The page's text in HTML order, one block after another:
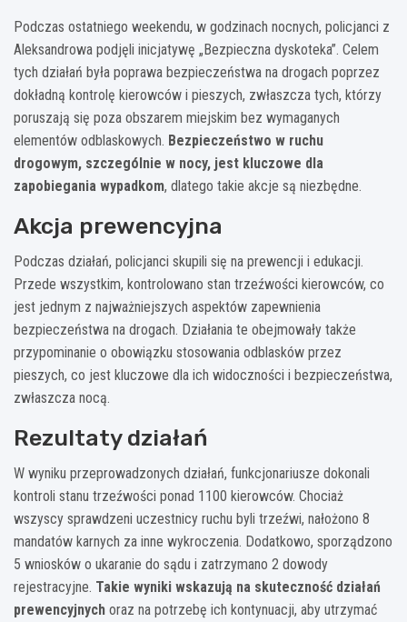
Podczas ostatniego weekendu, w godzinach nocnych, policjanci z
Aleksandrowa podjęli inicjatywę „Bezpieczna dyskoteka”. Celem
tych działań była poprawa bezpieczeństwa na drogach poprzez
dokładną kontrolę kierowców i pieszych, zwłaszcza tych, którzy
poruszają się poza obszarem miejskim bez wymaganych
elementów odblaskowych. Bezpieczeństwo w ruchu
drogowym, szczególnie w nocy, jest kluczowe dla
zapobiegania wypadkom, dlatego takie akcje są niezbędne.
Akcja prewencyjna
Podczas działań, policjanci skupili się na prewencji i edukacji.
Przede wszystkim, kontrolowano stan trzeźwości kierowców, co
jest jednym z najważniejszych aspektów zapewnienia
bezpieczeństwa na drogach. Działania te obejmowały także
przypominanie o obowiązku stosowania odblasków przez
pieszych, co jest kluczowe dla ich widoczności i bezpieczeństwa,
zwłaszcza nocą.
Rezultaty działań
W wyniku przeprowadzonych działań, funkcjonariusze dokonali
kontroli stanu trzeźwości ponad 1100 kierowców. Chociaż
wszyscy sprawdzeni uczestnicy ruchu byli trzeźwi, nałożono 8
mandatów karnych za inne wykroczenia. Dodatkowo, sporządzono
5 wniosków o ukaranie do sądu i zatrzymano 2 dowody
rejestracyjne. Takie wyniki wskazują na skuteczność działań
prewencyjnych oraz na potrzebę ich kontynuacji, aby utrzymać